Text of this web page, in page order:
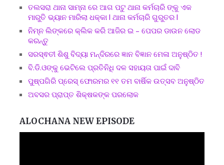
ତଲସରା ଥାନା ସାମ୍ନା ରେ ଆଗ ପଟୁ ଥାନା କର୍ମଚାରି ଙ୍କୁ ଏକ
ମାରୁତି ଭ୍ୟାନ ମାରିଲା ଧକ୍କା l ଥାନା କର୍ମଚାରି ଗୁରୁତର l
ନିମ୍ନ ଲିଙ୍କରେ କ୍ଲିକ କରି ଆଜିର ଇ – ପେପର ଡାଉନ ଲୋଡ
କରନ୍ତୁ
ସରସ୍ଵତୀ ଶିଶୁ ବିଦ୍ୟା ମନ୍ଦିରରେ ଜ୍ଞାନ ବିଜ୍ଞାନ ମେଳା ଅନୁଷ୍ଠିତ !
ବି.ଡି.ଓଙ୍କୁ ଭେଟିଲେ ପ୍ରତିନିଧି ଦଳ ସହାୟତା ପାଇଁ ଦାବି
ପୁଷ୍ପଗିରି ପ୍ରେସ୍ ଫୋରମର ୧୧ ତମ ବାର୍ଷିକ ଉତ୍ସବ ଅନୁଷ୍ଠିତ
ଅବସର ପ୍ରାପ୍ତ ଶିକ୍ଷକଙ୍କ ପରଲୋକ
ALOCHANA NEW EPISODE